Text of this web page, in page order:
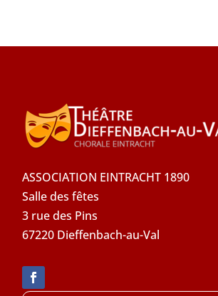
ASSOCIATION EINTRACHT 1890
Salle des fêtes
3 rue des Pins
67220 Dieffenbach-au-Val